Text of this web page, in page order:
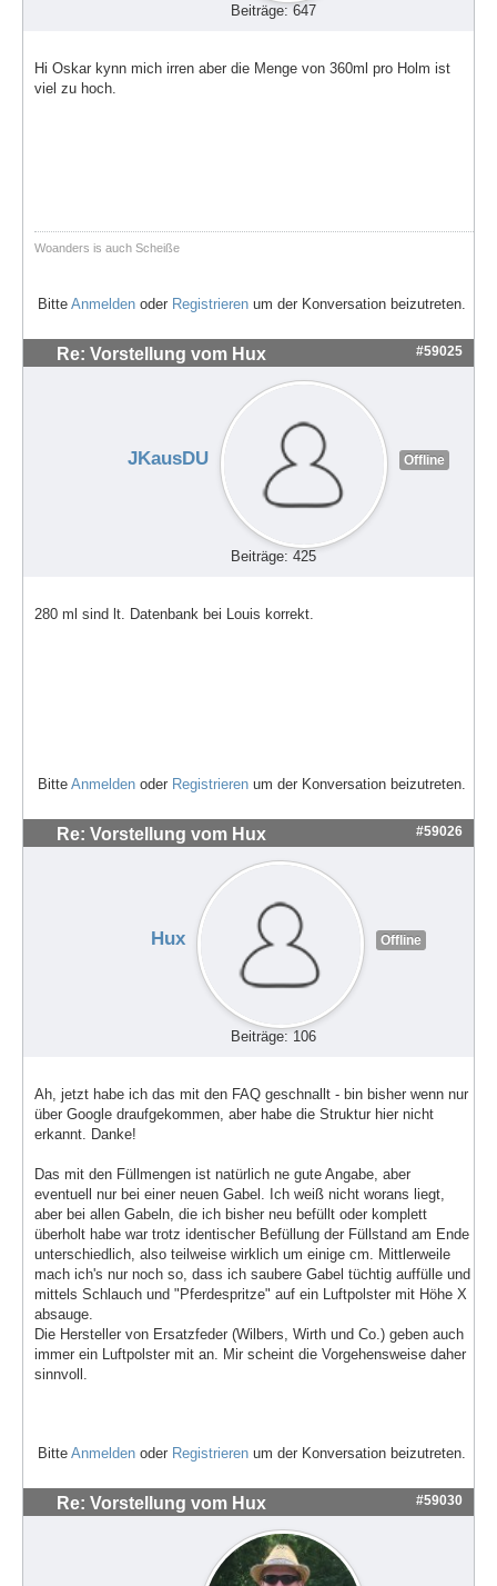
Beiträge: 647
Hi Oskar kynn mich irren aber die Menge von 360ml pro Holm ist
viel zu hoch.
Woanders is auch Scheiße
Bitte Anmelden oder Registrieren um der Konversation beizutreten.
Re: Vorstellung vom Hux #59025
JKausDU Offline
Beiträge: 425
280 ml sind lt. Datenbank bei Louis korrekt.
Bitte Anmelden oder Registrieren um der Konversation beizutreten.
Re: Vorstellung vom Hux #59026
Hux Offline
Beiträge: 106
Ah, jetzt habe ich das mit den FAQ geschnallt - bin bisher wenn nur
über Google draufgekommen, aber habe die Struktur hier nicht
erkannt. Danke!
Das mit den Füllmengen ist natürlich ne gute Angabe, aber
eventuell nur bei einer neuen Gabel. Ich weiß nicht worans liegt,
aber bei allen Gabeln, die ich bisher neu befüllt oder komplett
überholt habe war trotz identischer Befüllung der Füllstand am Ende
unterschiedlich, also teilweise wirklich um einige cm. Mittlerweile
mach ich's nur noch so, dass ich saubere Gabel tüchtig auffülle und
mittels Schlauch und "Pferdespritze" auf ein Luftpolster mit Höhe X
absauge.
Die Hersteller von Ersatzfeder (Wilbers, Wirth und Co.) geben auch
immer ein Luftpolster mit an. Mir scheint die Vorgehensweise daher
sinnvoll.
Bitte Anmelden oder Registrieren um der Konversation beizutreten.
Re: Vorstellung vom Hux #59030